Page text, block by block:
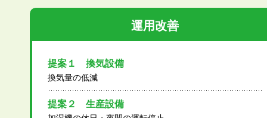
運用改善
提案１ 換気設備
換気量の低減
提案２ 生産設備